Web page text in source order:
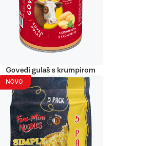
Goveđi gulaš s krumpirom
NOVO